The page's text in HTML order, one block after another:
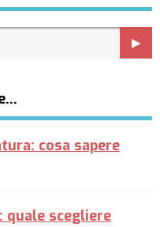
cosa sapere
quale scegliere